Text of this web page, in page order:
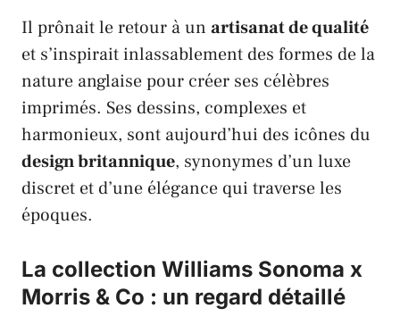
Il prônait le retour à un artisanat de qualité
et s’inspirait inlassablement des formes de la
nature anglaise pour créer ses célèbres
imprimés. Ses dessins, complexes et
harmonieux, sont aujourd’hui des icônes du
design britannique, synonymes d’un luxe
discret et d’une élégance qui traverse les
époques.
La collection Williams Sonoma x
Morris & Co : un regard détaillé